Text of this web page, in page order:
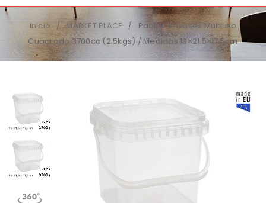
Inicio / MARKET PLACE /
Pack 12 Envases Multiuso
Cuadrado 3700cc (2.5kgs) / Medidas 18×21.5×17.5cm